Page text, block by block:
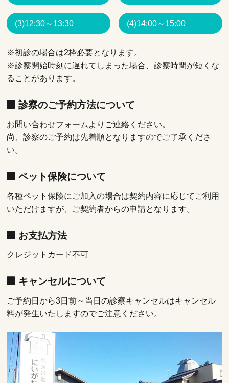
(3)12:30～13:30 (4)14:00～15:00
※初診の場合は2枠必要となります。
※診察開始時刻に遅れてしまった場合、診察時間が短くな
ることがあります。
診察のご予約方法について
お問い合わせフォームよりご連絡ください。
尚、診察のご予約は先着順となりますのでご了承くださ
い。
ペット保険について
各種ペット保険にご加入の場合は契約内容に応じてご利用
いただけますが、ご契約者からの申請となります。
お支払方法
クレジットカード不可
キャンセルについて
ご予約日から3日前～当日の診察キャンセルはキャンセル
料が発生いたしますのでご注意ください。